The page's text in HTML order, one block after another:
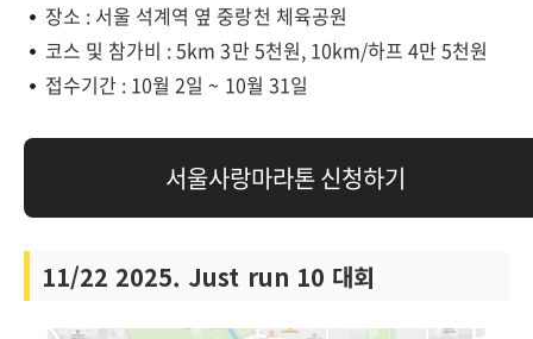
장소 : 서울 석계역 옆 중랑천 체육공원
코스 및 참가비 : 5km 3만 5천원, 10km/하프 4만 5천원
접수기간 : 10월 2일 ~ 10월 31일
서울사랑마라톤 신청하기
11/22 2025. Just run 10 대회